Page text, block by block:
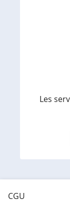
Les
CGU